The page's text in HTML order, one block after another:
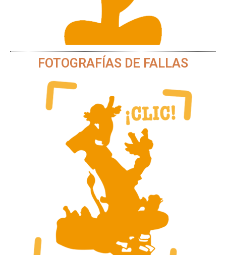
FOTOGRAFÍAS DE FALLAS